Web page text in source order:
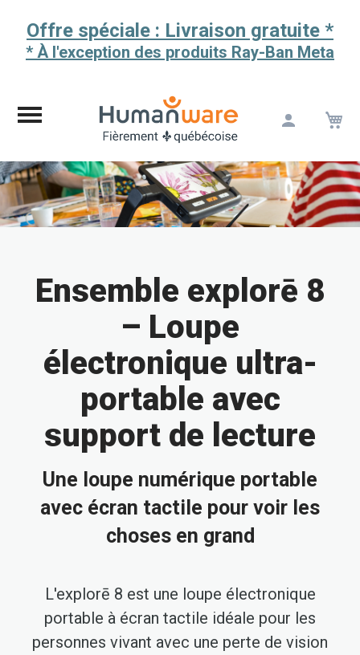
Offre spéciale : Livraison gratuite *
* À l'exception des produits Ray-Ban Meta
contenu
Ensemble explorē 8
– Loupe
électronique ultra-
portable avec
support de lecture
Une loupe numérique portable
avec écran tactile pour voir les
choses en grand
L'explorē 8 est une loupe électronique
portable à écran tactile idéale pour les
personnes vivant avec une perte de vision